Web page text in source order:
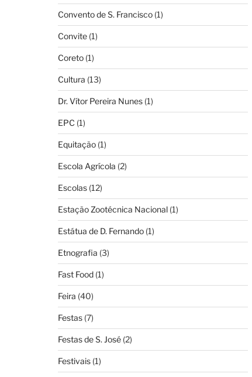
Convento de S. Francisco(1)
Convite(1)
Coreto(1)
Cultura (13)
Dr. Vítor Pereira Nunes(1)
EPC (1)
Equitação(1)
Escola Agrícola (2)
Escolas(12)
Estação Zootécnica Nacional(1)
Estátua de D. Fernando(1)
Etnografia (3)
Fast Food(1)
Feira (40)
Festas(7)
Festas de S. José(2)
Festivais(1)